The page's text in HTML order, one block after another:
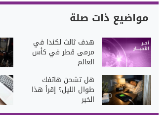
مواضيع ذات صلة
هدف ثالث لكندا في
مرمى قطر في كأس
العالم
هل تشحن هاتفك
طوال الليل؟ إقرأ هذا
الخبر